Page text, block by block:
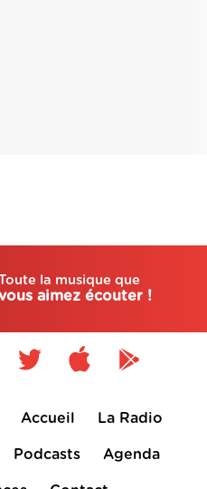
la musique que
aimez écouter !
Accueil La Radio
Podcasts Agenda